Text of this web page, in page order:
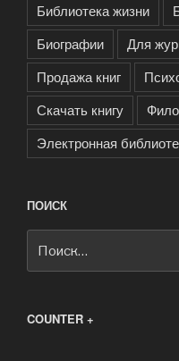
Библиотека жизни
Биографии
Для
Продажа книг
Скачать книгу
Электронная
ПОИСК
COUNTER +